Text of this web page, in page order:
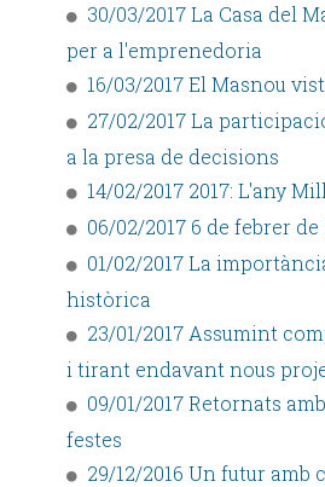
30/03/2017 La Casa del
per a l'emprenedoria
16/03/2017 El Masnou
27/02/2017 La
a la presa de decisions
14/02/2017 2017: L'any
06/02/2017 6 de febrer de
01/02/2017 La
històrica
23/01/2017 Assumint
i tirant endavant nous
09/01/2017 Retornats
festes
29/12/2016 Un futur amb